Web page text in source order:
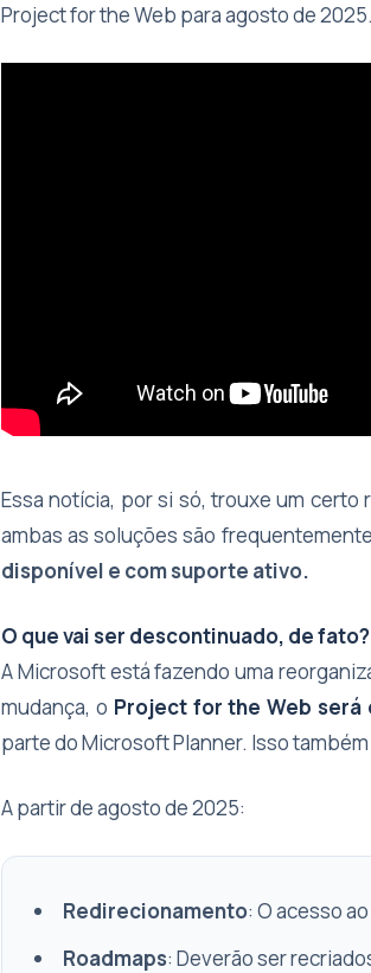
Project for the Web para agosto de 2025.
Essa notícia, por si só, trouxe um
ambas as soluções são
disponível e com suporte ativo.
O que vai ser descontinuado, de fato?
A Microsoft está fazendo uma
mudança, o Project for the Web será
parte do Microsoft Planner. Isso
A partir de agosto de 2025:
Redirecionamento: O acesso
Roadmaps: Deverão ser